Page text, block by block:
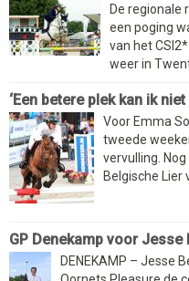
De regionale
een poging
van het
weer in
‘Een betere plek kan ik niet
Voor Emma
tweede
vervulling.
Belgische Lier
GP Denekamp voor Jesse
DENEKAMP – Jesse